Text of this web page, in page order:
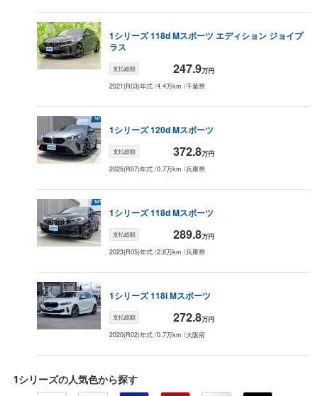
1シリーズ118d Mスポーツ エディション ジョイプ
ラス
支払総額 247.9万円
2021(R03)年式 /4.4万km /千葉県
1シリーズ120d Mスポーツ
支払総額 372.8万円
2025(R07)年式 /0.7万km /兵庫県
1シリーズ118d Mスポーツ
支払総額 289.8万円
2023(R05)年式 /2.8万km /兵庫県
1シリーズ118i Mスポーツ
支払総額 272.8万円
2020(R02)年式 /0.7万km /大阪府
1シリーズの人気色から探す